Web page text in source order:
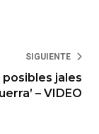
SIGUIENTE
posibles jales
– VIDEO